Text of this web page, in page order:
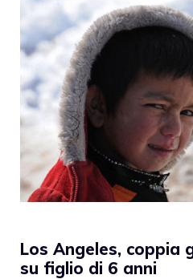
Los Angeles, coppia
su figlio di 6 anni